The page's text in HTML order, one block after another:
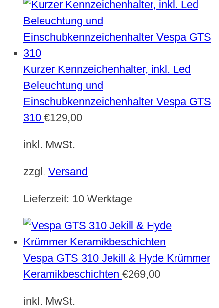
Kurzer Kennzeichenhalter, inkl. Led
Beleuchtung und
Einschubkennzeichenhalter Vespa GTS
310 €129,00
inkl. MwSt.
zzgl. Versand
Lieferzeit: 10 Werktage
Vespa GTS 310 Jekill & Hyde Krümmer
Keramikbeschichten €269,00
inkl. MwSt.